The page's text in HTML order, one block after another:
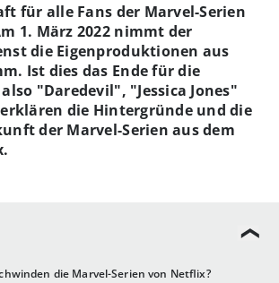
die Marvel-Serien von Netflix?
für alle Fans der Marvel-Serien
1. März 2022 nimmt der
die Eigenproduktionen aus
Ist dies das Ende für die
"Daredevil", "Jessica Jones"
erklären die Hintergründe und die
der Marvel-Serien aus dem